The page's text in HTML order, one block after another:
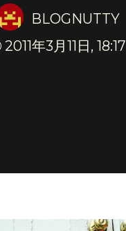
BLOGNUTTY
2011年3月11日, 18:17